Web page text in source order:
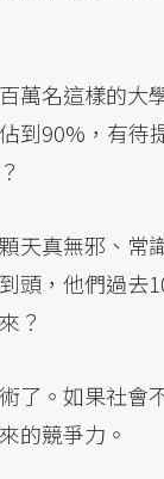
萬名這樣的
到90%，有待
天真無邪、
頭，他們過去
？
了。如果社會
的競爭力。